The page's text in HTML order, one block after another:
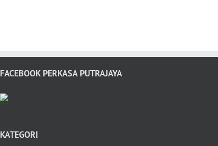
FACEBOOK PERKASA PUTRAJAYA
KATEGORI